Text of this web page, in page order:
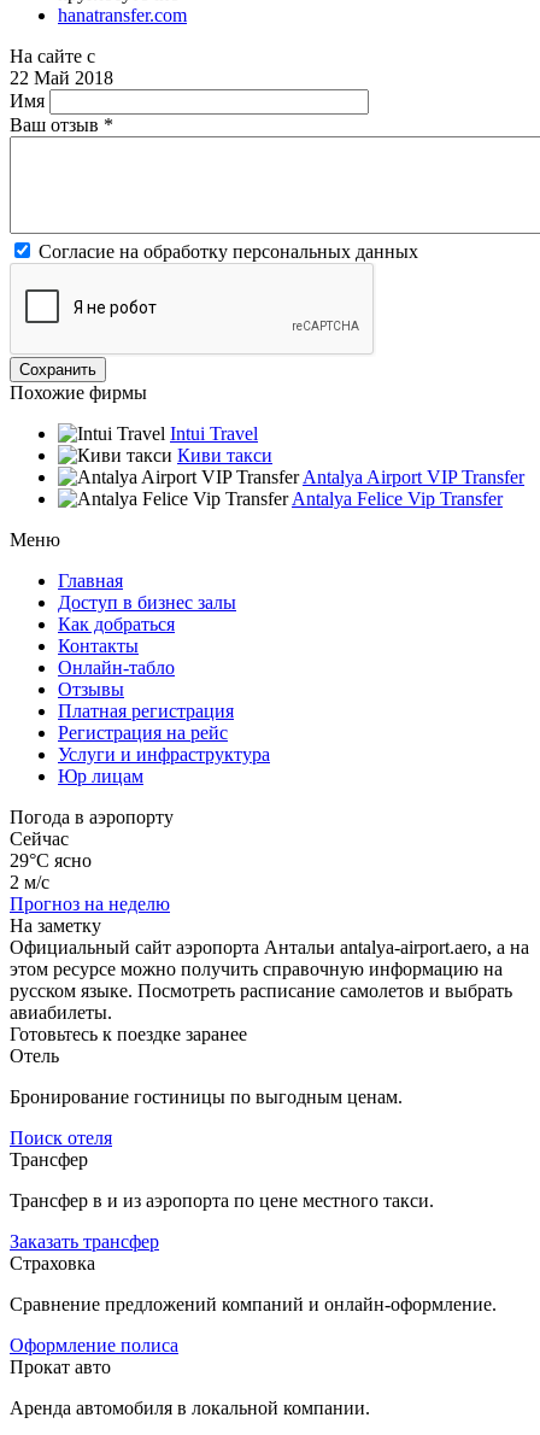
hanatransfer.com
На сайте с
22 Май 2018
Имя
Ваш отзыв *
Согласие на обработку персональных данных
Похожие фирмы
Intui Travel
Киви такси
Antalya Airport VIP Transfer
Antalya Felice Vip Transfer
Меню
Главная
Доступ в бизнес залы
Как добраться
Контакты
Онлайн-табло
Отзывы
Платная регистрация
Регистрация на рейс
Услуги и инфраструктура
Юр лицам
Погода в аэропорту
Сейчас
29°C ясно
2 м/с
Прогноз на неделю
На заметку
Официальный сайт аэропорта Антальи antalya-airport.aero, а на
этом ресурсе можно получить справочную информацию на
русском языке. Посмотреть расписание самолетов и выбрать
авиабилеты.
Готовьтесь к поездке заранее
Отель
Бронирование гостиницы по выгодным ценам.
Поиск отеля
Трансфер
Трансфер в и из аэропорта по цене местного такси.
Заказать трансфер
Страховка
Сравнение предложений компаний и онлайн-оформление.
Оформление полиса
Прокат авто
Аренда автомобиля в локальной компании.